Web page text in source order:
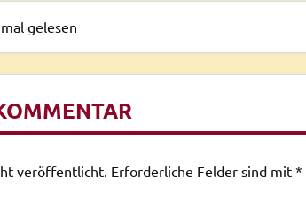
mal gelesen
veröffentlicht. Erforderliche Felder sind mit *